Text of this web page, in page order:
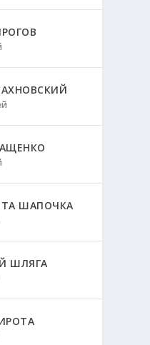
ШАПОЧКА
ШЛЯГА